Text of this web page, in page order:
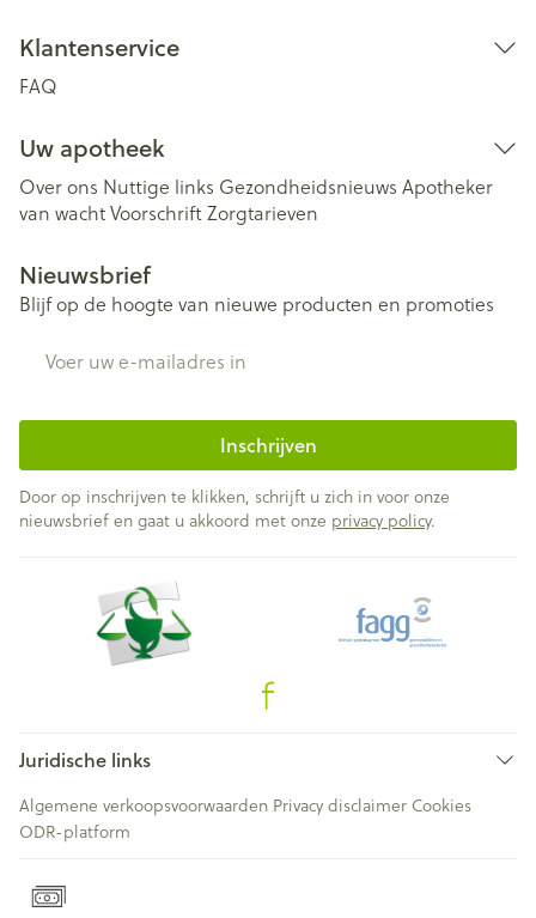
Klantenservice
FAQ
Uw apotheek
Over ons Nuttige links Gezondheidsnieuws Apotheker
van wachtVoorschriftZorgtarieven
Nieuwsbrief
Blijf op de hoogte van nieuwe producten en promoties
Inschrijven
Door op inschrijven te klikken, schrijft u zich in voor onze
nieuwsbrief en gaat u akkoord met onze privacy policy.
Juridische links
Algemene verkoopsvoorwaarden Privacy disclaimer Cookies
ODR-platform